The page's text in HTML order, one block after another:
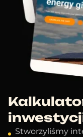
Stworzyliśmy